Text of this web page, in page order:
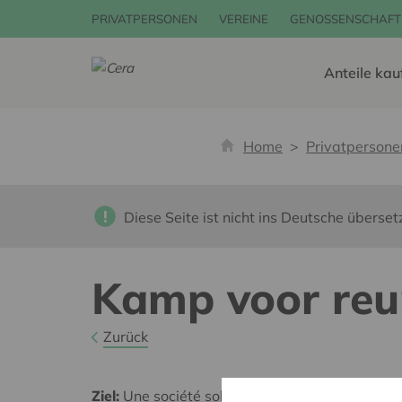
PRIVATPERSONEN VEREINE
Anteile
Home
Diese Seite ist nicht ins Deutsche
Kamp voor
Zurück
Ziel: Une société solidaire et respectueuse,